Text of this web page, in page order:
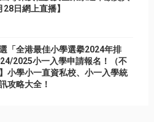
日網上直播】
選「全港最佳小學選擧2024年排
2025小一入學申請報名！（不
小學小一直資私校、小一入學統
攻略大全！